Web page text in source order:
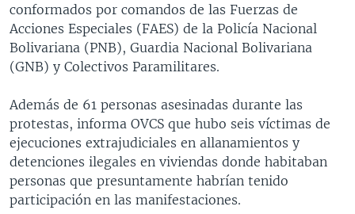
conformados por comandos de las Fuerzas de
Acciones Especiales (FAES) de la Policía Nacional
Bolivariana (PNB), Guardia Nacional Bolivariana
(GNB) y Colectivos Paramilitares.
Además de 61 personas asesinadas durante las
protestas, informa OVCS que hubo seis víctimas de
ejecuciones extrajudiciales en allanamientos y
detenciones ilegales en viviendas donde habitaban
personas que presuntamente habrían tenido
participación en las manifestaciones.